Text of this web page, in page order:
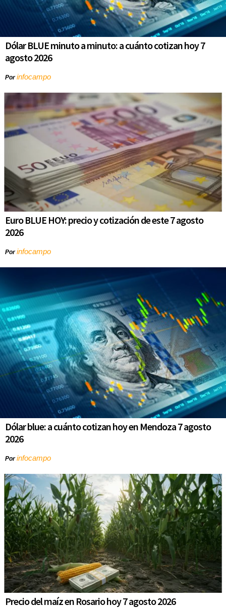
Dólar BLUE minuto a minuto: a cuánto cotizan hoy 7
agosto 2026
Porinfocampo
Euro BLUE HOY: precio y cotización de este 7 agosto
2026
Porinfocampo
Dólar blue: a cuánto cotizan hoy en Mendoza 7 agosto
2026
Porinfocampo
Precio del maíz en Rosario hoy 7 agosto 2026